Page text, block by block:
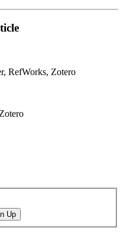
RefWorks, Zotero